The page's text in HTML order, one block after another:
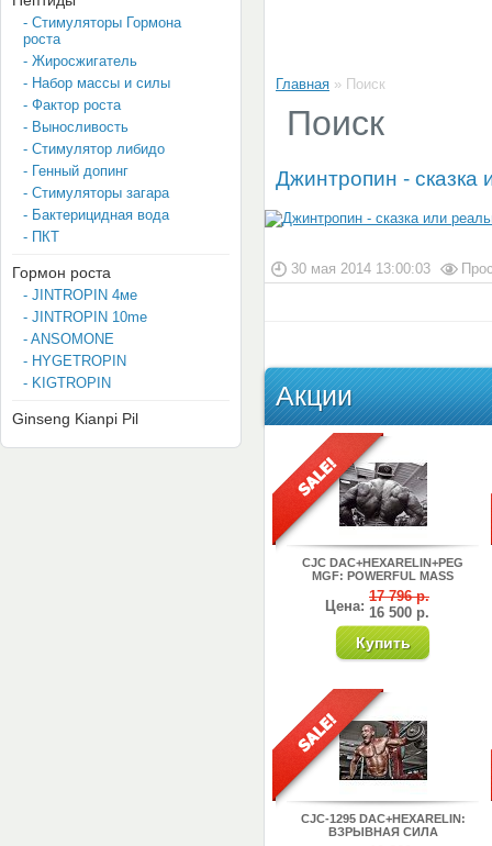
- Стимуляторы Гормона
роста
- Жиросжигатель
- Набор массы и силы
- Фактор роста
- Выносливость
- Стимулятор либидо
- Генный допинг
- Стимуляторы загара
- Бактерицидная вода
- ПКТ
Гормон роста
- JINTROPIN 4мe
- JINTROPIN 10me
- ANSOMONE
- HYGETROPIN
- KIGTROPIN
Ginseng Kianpi Pil
Главная » Поиск
Поиск
Джинтропин - сказка
30 мая 2014 13:00:03
Акции
CJC DAC+HEXARELIN+PEG
MGF: POWERFUL MASS
Цена:
17 796 р.
16 500 р.
CJC-1295 DAC+HEXARELIN:
ВЗРЫВНАЯ СИЛА